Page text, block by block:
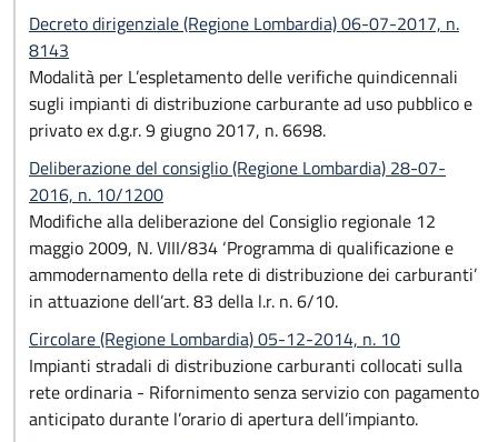
Decreto dirigenziale (Regione Lombardia) 06-07-2017, n.
8143
Modalità per L’espletamento delle verifiche quindicennali
sugli impianti di distribuzione carburante ad uso pubblico e
privato ex d.g.r. 9 giugno 2017, n. 6698.
Deliberazione del consiglio (Regione Lombardia) 28-07-
2016, n. 10/1200
Modifiche alla deliberazione del Consiglio regionale 12
maggio 2009, N. VIII/834 ‘Programma di qualificazione e
ammodernamento della rete di distribuzione dei carburanti’
in attuazione dell’art. 83 della l.r. n. 6/10.
Circolare (Regione Lombardia) 05-12-2014, n. 10
Impianti stradali di distribuzione carburanti collocati sulla
rete ordinaria - Rifornimento senza servizio con pagamento
anticipato durante l’orario di apertura dell’impianto.